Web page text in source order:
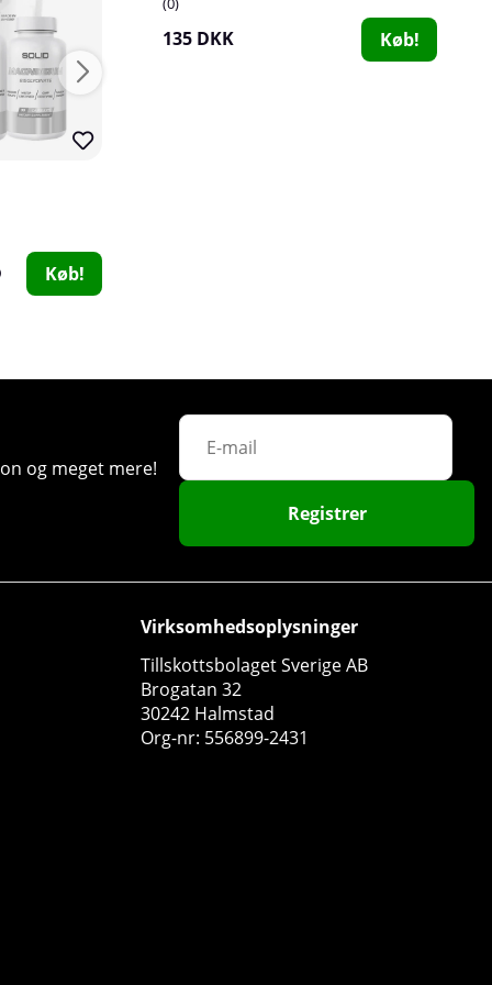
135 DKK Køb!
Star Nutrition Ultimate Vitamins & Minerals Athlete, 60 caps
Star Nutrition
181 DKK Køb!
Køb!
og meget mere!
Registrer
Virksomhedsoplysninger
Tillskottsbolaget Sverige AB
Brogatan 32
30242 Halmstad
Org-nr: 556899-2431